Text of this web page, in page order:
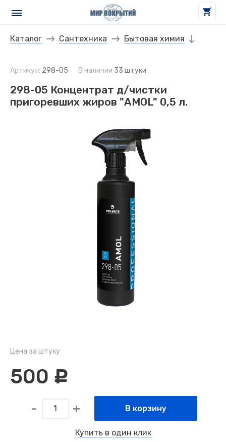
Каталог Сантехника Бытовая химия
Артикул: 298-05 В наличии 33 штуки
298-05 Концентрат д/чистки
пригоревших жиров "AMOL" 0,5 л.
Цена за штуку
500 c
В корзину
Купить в один клик